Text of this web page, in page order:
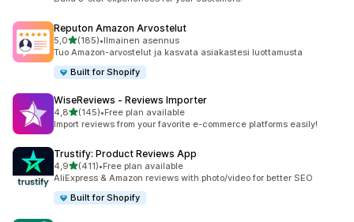
Reputon Amazon Arvostelut
5,0/ 5 tähteä
(185)
185 arvostelua yhteensä
•Ilmainen asennus
Tuo Amazon-arvostelut ja kasvata asiakastesi luottamusta
Built for Shopify
WiseReviews ‑ Reviews Importer
4,8/ 5 tähteä
(145)
145 arvostelua yhteensä
•Free plan available
Import reviews from your favorite e-commerce platforms easily!
Trustify: Product Reviews App
4,9/ 5 tähteä
(411)
411 arvostelua yhteensä
•Free plan available
AliExpress & Amazon reviews with photo/video for better SEO
Built for Shopify